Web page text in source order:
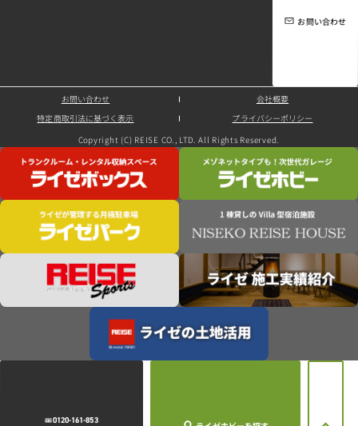
0120-161-853
お問い合わせ
お問い合わせ 会社概要
特定商取引法に基づく表示 プライバシーポリシー
Copyright (C) REISE CO., LTD. All Rights Reserved.